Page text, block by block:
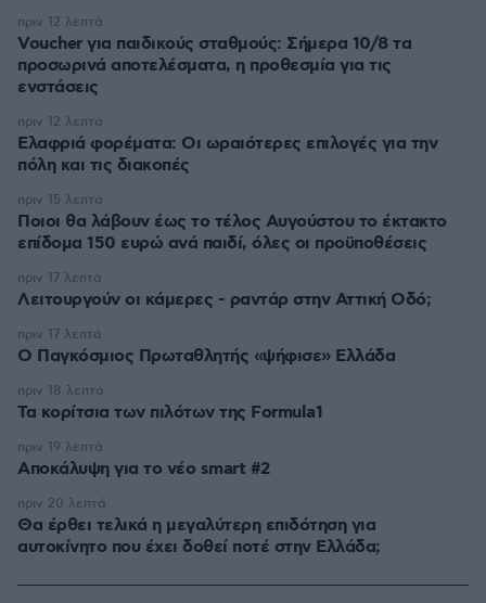
Voucher για παιδικούς σταθμούς: Σήμερα 10/8 τα
προσωρινά αποτελέσματα, η προθεσμία για τις
ενστάσεις
πριν 12 λεπτά
Eλαφριά φορέματα: Οι ωραιότερες επιλογές για την
πόλη και τις διακοπές
πριν 12 λεπτά
Ποιοι θα λάβουν έως το τέλος Αυγούστου το έκτακτο
επίδομα 150 ευρώ ανά παιδί, όλες οι προϋποθέσεις
πριν 15 λεπτά
Λειτουργούν οι κάμερες - ραντάρ στην Αττική Οδό;
πριν 17 λεπτά
Ο Παγκόσμιος Πρωταθλητής «ψήφισε» Ελλάδα
πριν 17 λεπτά
Τα κορίτσια των πιλότων της Formula1
πριν 18 λεπτά
Αποκάλυψη για το νέο smart #2
πριν 19 λεπτά
Θα έρθει τελικά η μεγαλύτερη επιδότηση για
αυτοκίνητο που έχει δοθεί ποτέ στην Ελλάδα;
πριν 20 λεπτά